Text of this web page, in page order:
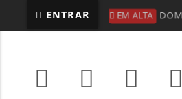
ENTRAR EM ALTA